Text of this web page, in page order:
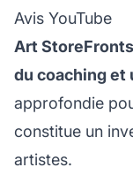
Avis YouTube
Art
du coaching et
approfondie
constitue un
artistes.